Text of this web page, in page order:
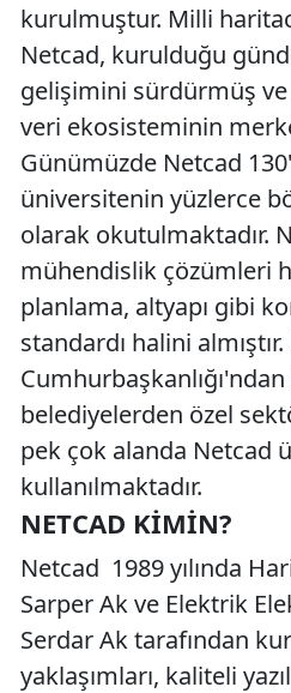
kurulmuştur. Milli
Netcad, kurulduğu
gelişimini sürdürmüş
veri ekosisteminin
Günümüzde Netcad
üniversitenin yüzlerce
olarak okutulmaktadır.
mühendislik çözümleri
planlama, altyapı gibi
standardı halini
belediyelerden özel
pek çok alanda Netcad
kullanılmaktadır.
NETCAD KIMIN?
Netcad 1989 yılında
Sarper Ak ve Elektrik
Serdar Ak tarafından
yaklaşımları, kaliteli